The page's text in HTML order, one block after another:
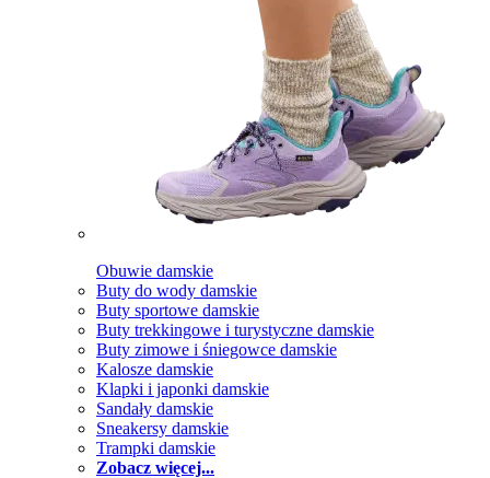
Obuwie damskie
Buty do wody damskie
Buty sportowe damskie
Buty trekkingowe i turystyczne damskie
Buty zimowe i śniegowce damskie
Kalosze damskie
Klapki i japonki damskie
Sandały damskie
Sneakersy damskie
Trampki damskie
Zobacz więcej...